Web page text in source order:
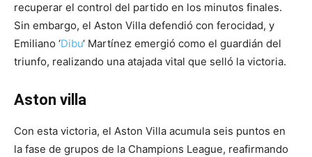
recuperar el control del partido en los minutos finales.
Sin embargo, el Aston Villa defendió con ferocidad, y
Emiliano ‘Dibu‘ Martínez emergió como el guardián del
triunfo, realizando una atajada vital que selló la victoria.
Aston villa
Con esta victoria, el Aston Villa acumula seis puntos en
la fase de grupos de la Champions League, reafirmando